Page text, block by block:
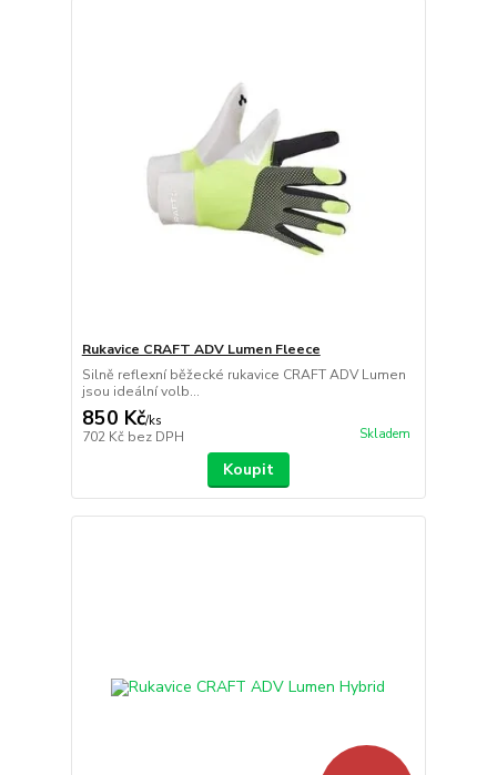
Rukavice CRAFT ADV Lumen Fleece
Silně reflexní běžecké rukavice CRAFT ADV Lumen
jsou ideální volb...
850 Kč/ks
702 Kč bez DPH Skladem
Koupit